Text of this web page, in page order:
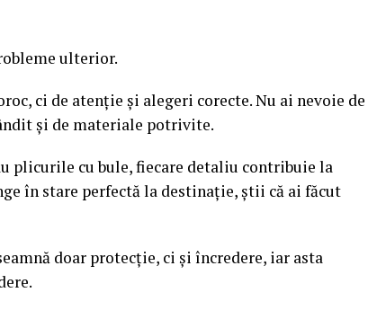
ulterior.
ci de atenție și alegeri corecte. Nu ai nevoie de
și de materiale potrivite.
plicurile cu bule, fiecare detaliu contribuie la
în stare perfectă la destinație, știi că ai făcut
doar protecție, ci și încredere, iar asta